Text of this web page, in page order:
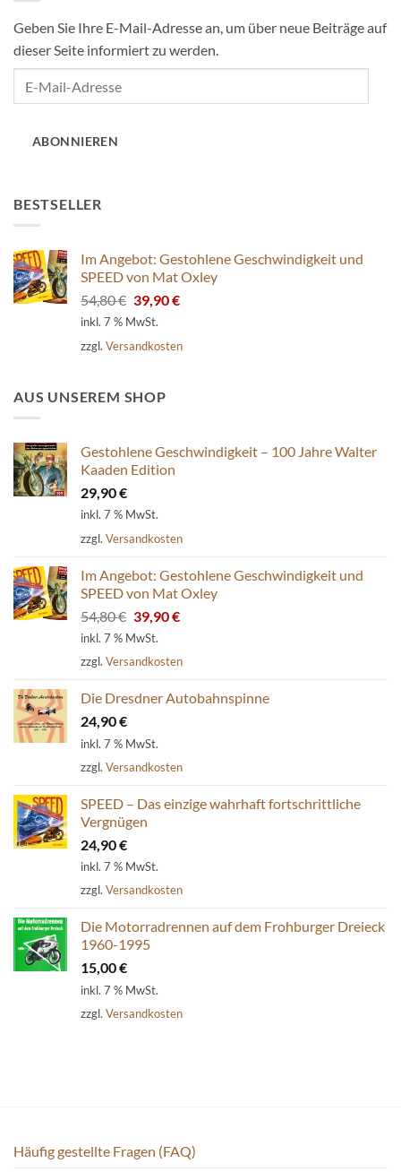
Geben Sie Ihre E-Mail-Adresse an, um über neue Beiträge auf
dieser Seite informiert zu werden.
ABONNIEREN
BESTSELLER
Im Angebot: Gestohlene Geschwindigkeit und
SPEED von Mat Oxley
54,80€ Ursprünglicher
Preis
54,80 €
39,90€Aktueller
39,90 €.
inkl. 7 % MwSt.
zzgl. Versandkosten
AUS UNSEREM SHOP
Gestohlene Geschwindigkeit – 100 Jahre Walter
Kaaden Edition
29,90€
inkl. 7 % MwSt.
zzgl. Versandkosten
Im Angebot: Gestohlene Geschwindigkeit und
SPEED von Mat Oxley
54,80€ Ursprünglicher
Preis
54,80 €
39,90€Aktueller
39,90 €.
inkl. 7 % MwSt.
zzgl. Versandkosten
Die Dresdner Autobahnspinne
24,90€
inkl. 7 % MwSt.
zzgl. Versandkosten
SPEED – Das einzige wahrhaft fortschrittliche
Vergnügen
24,90€
inkl. 7 % MwSt.
zzgl. Versandkosten
Die Motorradrennen auf dem Frohburger Dreieck
1960-1995
15,00€
inkl. 7 % MwSt.
zzgl. Versandkosten
Häufig gestellte Fragen (FAQ)